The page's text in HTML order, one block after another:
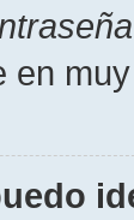
en